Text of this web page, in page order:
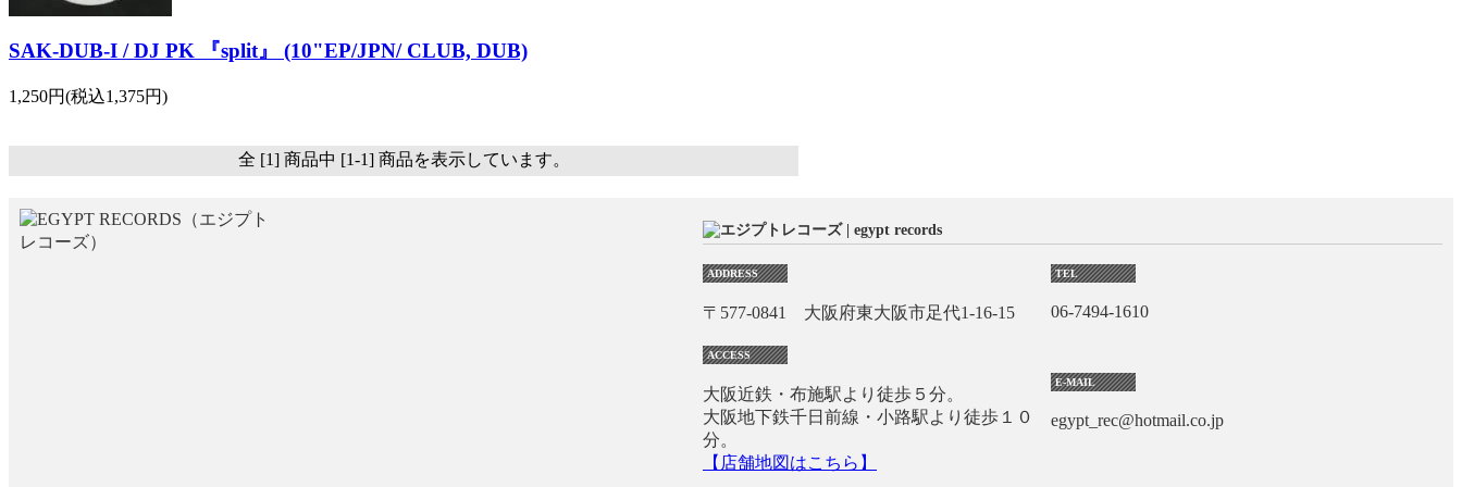
SAK-DUB-I / DJ PK 『split』 (10"EP/JPN/ CLUB, DUB)
1,250円(税込1,375円)
全 [1] 商品中 [1-1] 商品を表示しています。
ADDRESS
〒577-0841 大阪府東大阪市足代1-16-15
ACCESS
大阪近鉄・布施駅より徒歩５分。
大阪地下鉄千日前線・小路駅より徒歩１０
分。
【店舗地図はこちら】
TEL
06-7494-1610
E-MAIL
egypt_rec@hotmail.co.jp